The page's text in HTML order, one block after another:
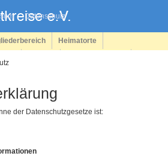
Datenschutz
Heimatorte
der Datenschutzgesetze ist: